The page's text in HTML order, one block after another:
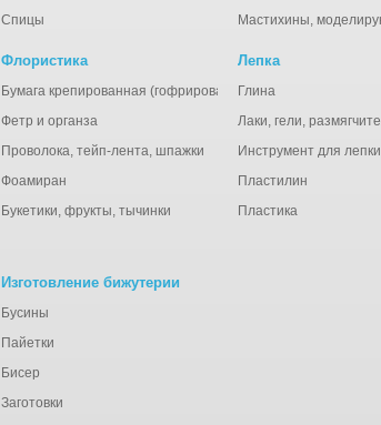
Спицы
Мастихины,
Флористика
Бумага крепированная (гофрированная), тишью
Фетр и органза
Проволока, тейп-лента, шпажки
Фоамиран
Букетики, фрукты, тычинки
Лепка
Глина
Лаки, гели,
Инструмент для лепки
Пластилин
Пластика
Изготовление бижутерии
Бусины
Пайетки
Бисер
Заготовки